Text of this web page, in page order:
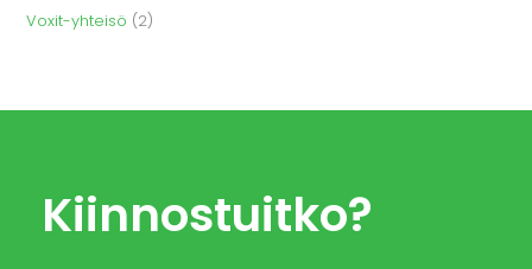
Voxit-yhteisö (2)
Kiinnostuitko?